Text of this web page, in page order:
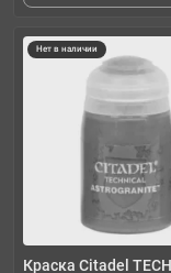
Нет в наличии
Краска Citadel